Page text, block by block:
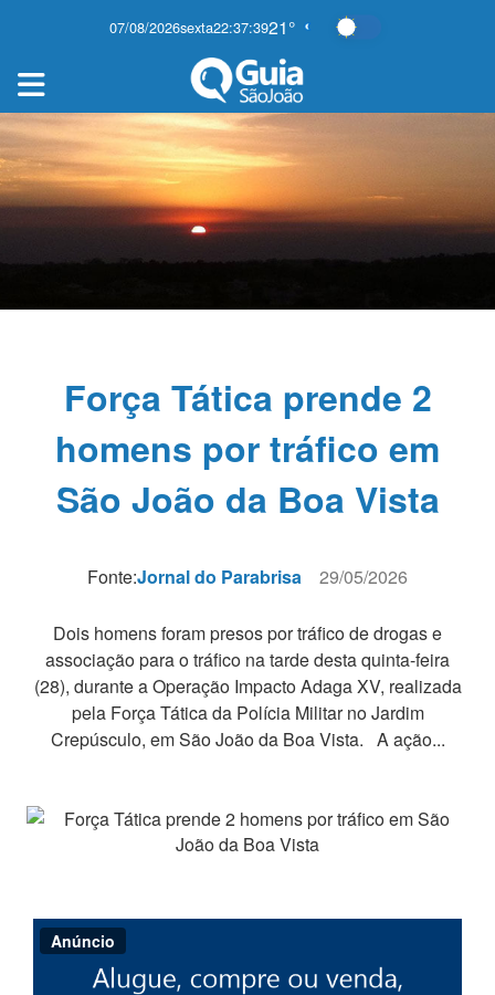
07/08/2026sexta22:37:4021°
Força Tática prende 2
homens por tráfico em
São João da Boa Vista
Fonte:Jornal do Parabrisa 29/05/2026
Dois homens foram presos por tráfico de drogas e
associação para o tráfico na tarde desta quinta-feira
(28), durante a Operação Impacto Adaga XV, realizada
pela Força Tática da Polícia Militar no Jardim
Crepúsculo, em São João da Boa Vista. A ação...
Anúncio